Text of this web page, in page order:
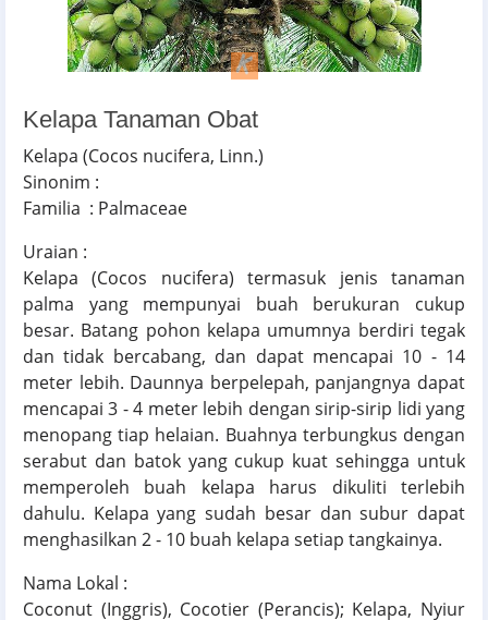
Kelapa Tanaman Obat
Kelapa (Cocos nucifera, Linn.)
Sinonim :
Familia : Palmaceae
Uraian :
Kelapa (Cocos nucifera) termasuk jenis tanaman
palma yang mempunyai buah berukuran cukup
besar. Batang pohon kelapa umumnya berdiri tegak
dan tidak bercabang, dan dapat mencapai 10 - 14
meter lebih. Daunnya berpelepah, panjangnya dapat
mencapai 3 - 4 meter lebih dengan sirip-sirip lidi yang
menopang tiap helaian. Buahnya terbungkus dengan
serabut dan batok yang cukup kuat sehingga untuk
memperoleh buah kelapa harus dikuliti terlebih
dahulu. Kelapa yang sudah besar dan subur dapat
menghasilkan 2 - 10 buah kelapa setiap tangkainya.
Nama Lokal :
Coconut (Inggris), Cocotier (Perancis); Kelapa, Nyiur